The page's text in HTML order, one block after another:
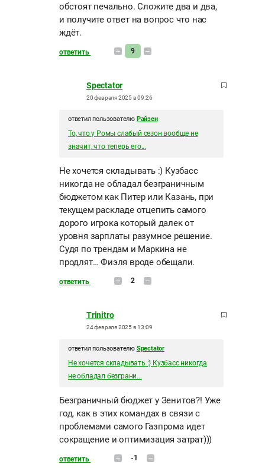
обстоят печально. Сложите два и два,
и получите ответ на вопрос что нас
ждёт.
ответить 9
Spectator
20 февраля 2025 в 09:26
ответил пользователю Райзен
То, что у Ромы слабый сезон вообще не
значит, что теперь его...
Не хочется складывать :) Кузбасс
никогда не обладал безграничным
бюджетом как Питер или Казань, при
текущем раскладе отцепить самого
дорого игрока который далек от
уровня зарплаты разумное решение.
Судя по трендам и Маркина не
продлят… Фиэля вроде обещали.
ответить 2
Trinitro
24 февраля 2025 в 13:09
ответил пользователю Spectator
Не хочется складывать :) Кузбасс никогда
не обладал безграни...
Безграничный бюджет у Зенитов?! Уже
год, как в этих командах в связи с
проблемами самого Газпрома идет
сокращение и оптимизация затрат)))
ответить -1